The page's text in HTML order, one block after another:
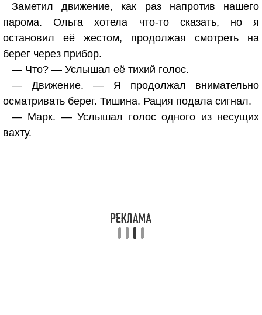
Заметил движение, как раз напротив нашего
парома. Ольга хотела что-то сказать, но я
остановил её жестом, продолжая смотреть на
берег через прибор.
— Что? — Услышал её тихий голос.
— Движение. — Я продолжал внимательно
осматривать берег. Тишина. Рация подала сигнал.
— Марк. — Услышал голос одного из несущих
вахту.